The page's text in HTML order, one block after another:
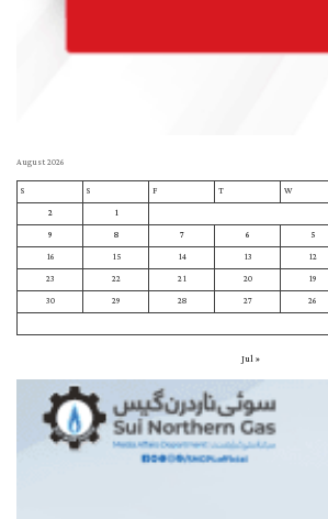
August 2026
W
T
F
S
S
1
2
5
6
7
8
9
12
13
14
15
16
19
20
21
22
23
26
27
28
29
30
« Jul